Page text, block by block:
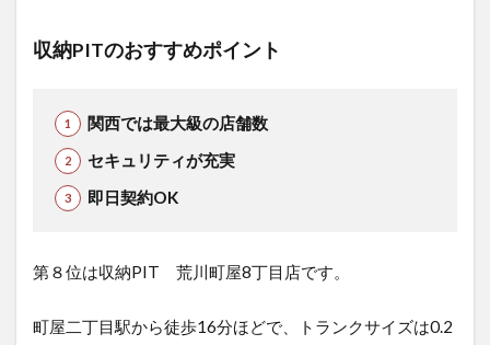
収納PITのおすすめポイント
関西では最大級の店舗数
セキュリティが充実
即日契約OK
第８位は収納PIT 荒川町屋8丁目店です。
町屋二丁目駅から徒歩16分ほどで、トランクサイズは0.2